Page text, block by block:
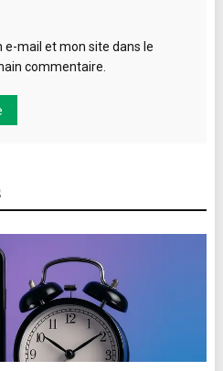
e-mail et mon site dans le
commentaire.